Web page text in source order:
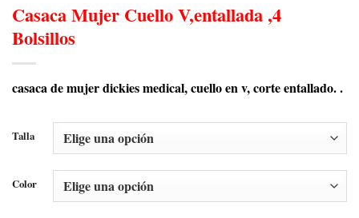
Casaca Mujer Cuello V,entallada ,4
Bolsillos
casaca de mujer dickies medical, cuello en v, corte entallado. .
Talla
Color